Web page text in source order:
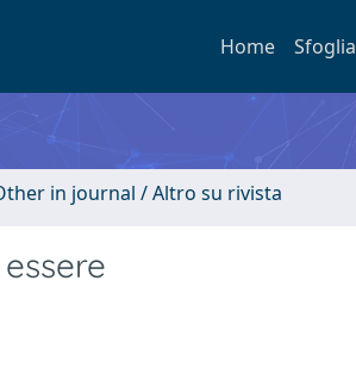
Home Sfoglia
in journal / Altro su rivista